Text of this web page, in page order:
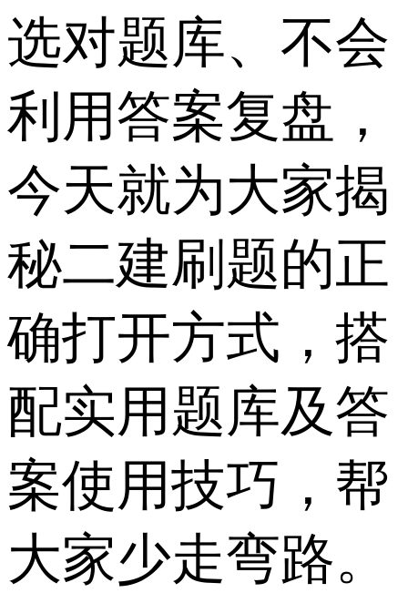
选对题库、不会
利用答案复盘，
今天就为大家揭
秘二建刷题的正
确打开方式，搭
配实用题库及答
案使用技巧，帮
大家少走弯路。